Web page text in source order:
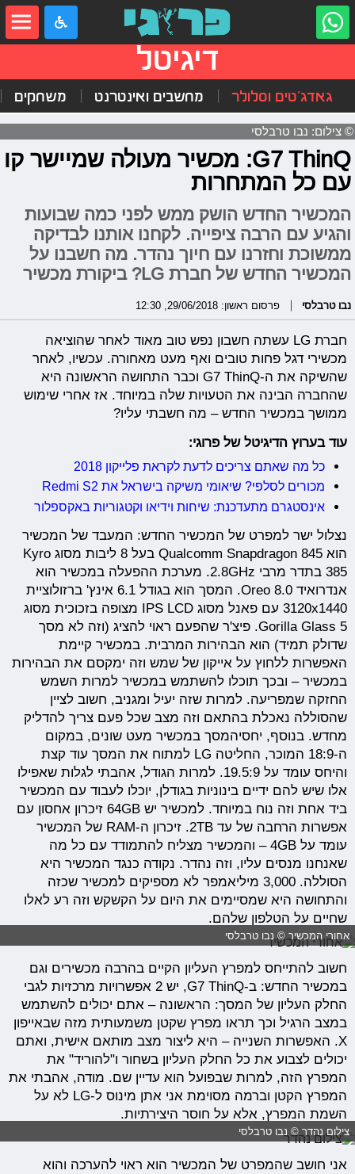
דיגיטל
גאדג'טים וסלולר מחשבים ואינטרנט משחקים
© צילום: נבו טרבלסי
G7 ThinQ: מכשיר מעולה שמיישר קו
עם כל המתחרות
המכשיר החדש הושק ממש לפני כמה שבועות
והגיע עם הרבה ציפייה. לקחנו אותנו לבדיקה
ממשוכת וחזרנו עם חיוך נהדר. מה חשבנו על
המכשיר החדש של חברת LG? ביקורת מכשיר
נבו טרבלסי פרסום ראשון: 29/06/2018, 12:30
חברת LG עשתה חשבון נפש טוב מאוד לאחר שהוציאה
מכשירי דגל פחות טובים ואף מעט מאחורה. עכשיו, לאחר
שהשיקה את ה-G7 ThinQ וכבר התחושה הראשונה היא
שהחברה הבינה את הטעויות שלה במיוחד. אז אחרי שימוש
ממושך במכשיר החדש – מה חשבתי עליו?
עוד בערוץ הדיגיטל של פרוגי:
כל מה שאתם צריכים לדעת לקראת פלייקון 2018
מכורים לסלפי? שיאומי משיקה בישראל את Redmi S2
אינסטגרם מתעדכנת: שיחות וידיאו וקטגוריות באקספלור
נצלול ישר למפרט של המכשיר החדש: המעבד של המכשיר
הוא Qualcomm Snapdragon 845 בעל 8 ליבות מסוג Kyro
385 בתדר מרבי 2.8GHz. מערכת ההפעלה במכשיר הוא
אנדרואיד 8.0 Oreo. המסך הוא בגודל 6.1 אינץ' ברזולוציית
3120x1440 עם פאנל מסוג IPS LCD מצופה בזכוכית מסוג
Gorilla Glass 5. פיצ'ר שהפעם ראוי להציג (וזה לא מסך
שדולק תמיד) הוא הבהירות המרבית. במכשיר קיימת
האפשרות ללחוץ על אייקון של שמש וזה ימקסם את הבהירות
במכשיר – ובכך תוכלו להשתמש במכשיר למרות השמש
החזקה שמפריעה. למרות שזה יעיל ומגניב, חשוב לציין
שהסוללה נאכלת בהתאם וזה מצב שכל פעם צריך להדליק
מחדש. בנוסף, יחסיהמסך במכשיר מעט שונים, במקום
ה-18:9 המוכר, החליטה LG למתוח את המסך עוד קצת
והיחס עומד על 19.5:9. למרות הגודל, אהבתי לגלות שאפילו
אלו שיש להם ידיים בינוניות בגודלן, יוכלו לעבוד עם המכשיר
ביד אחת וזה נוח במיוחד. למכשיר יש 64GB זיכרון אחסון עם
אפשרות הרחבה של עד 2TB. זיכרון ה-RAM של המכשיר
עומד על 4GB – והמכשיר מצליח להתמודד עם כל מה
שאנחנו מנסים עליו, וזה נהדר. נקודה כנגד המכשיר היא
הסוללה. 3,000 מיליאמפר לא מספיקים למכשיר שכזה
והתחושה היא שמסיימים את היום על הקשקש וזה רע לאלו
שחיים על הטלפון שלהם.
אחורי המכשיר © נבו טרבלסי
חשוב להתייחס למפרץ העליון הקיים בהרבה מכשירים וגם
במכשיר החדש: ב-G7 ThinQ, יש 2 אפשרויות מרכזיות לגבי
החלק העליון של המסך: הראשונה – אתם יכולים להשתמש
במצב הרגיל וכך תראו מפרץ שקטן משמעותית מזה שבאייפון
X. האפשרות השנייה – היא ליצור מצב מותאם אישית, ואתם
יכולים לצבוע את כל החלק העליון בשחור ו"להוריד" את
המפרץ הזה, למרות שבפועל הוא עדיין שם. מודה, אהבתי את
המפרץ הקטן וברמה מסוימת אני אתן מינוס ל-LG לא על
השמת המפרץ, אלא על חוסר היצירתיות.
צילום נהדר © נבו טרבלסי
אני חושב שהמפרט של המכשיר הוא ראוי להערכה והוא